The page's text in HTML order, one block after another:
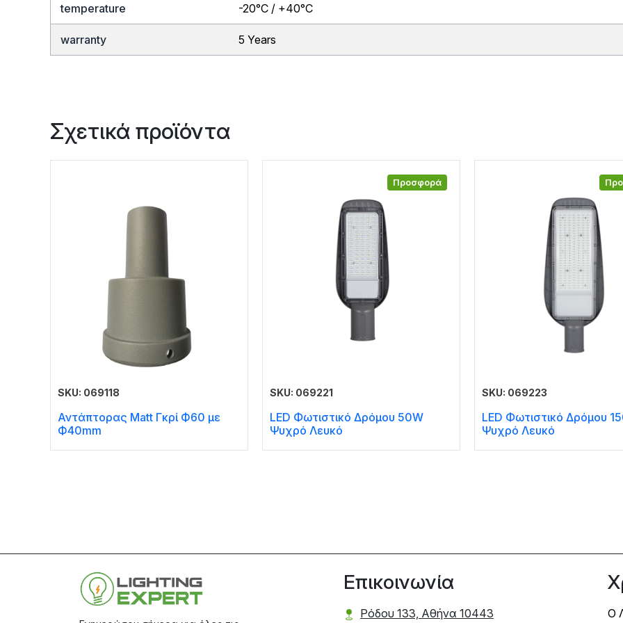
temperature -20°C / +40°C
warranty 5 Years
Σχετικά προϊόντα
SKU: 069118
Αντάπτορας Matt Γκρί Ф60 με
Ф40mm
Προσφορά
SKU: 069221
LED Φωτιστικό Δρόμου 50W
Ψυχρό Λευκό
SKU: 069223
LED Φωτιστικό Δρόμου
Ψυχρό Λευκό
Επικοινωνία
Ρόδου 133, Αθήνα 10443 Ο